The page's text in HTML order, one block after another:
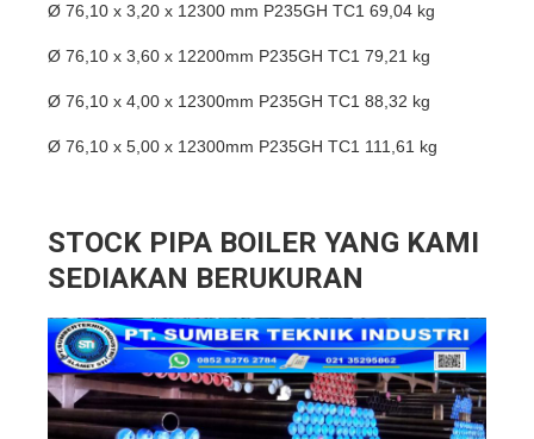
Ø 76,10 x 3,20 x 12300 mm P235GH TC1 69,04 kg
Ø 76,10 x 3,60 x 12200mm P235GH TC1 79,21 kg
Ø 76,10 x 4,00 x 12300mm P235GH TC1 88,32 kg
Ø 76,10 x 5,00 x 12300mm P235GH TC1 111,61 kg
STOCK PIPA BOILER YANG KAMI
SEDIAKAN BERUKURAN